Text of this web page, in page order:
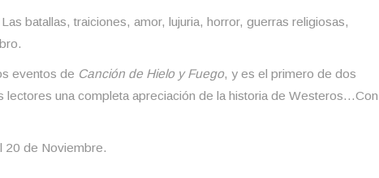
batallas, traiciones, amor, lujuria, horror, guerras religiosas,
eventos de Canción de Hielo y Fuego, y es el primero de dos
lectores una completa apreciación de la historia de Westeros…Con
20 de Noviembre.